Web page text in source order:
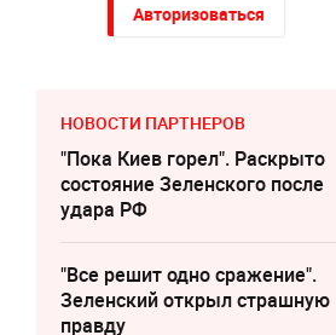
Авторизоваться
НОВОСТИ ПАРТНЕРОВ
"Пока Киев горел". Раскрыто
состояние Зеленского после
удара РФ
"Все решит одно сражение".
Зеленский открыл страшную
правду